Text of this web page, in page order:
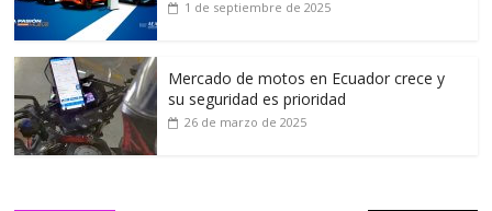
1 de septiembre de 2025
Mercado de motos en Ecuador crece y
su seguridad es prioridad
26 de marzo de 2025